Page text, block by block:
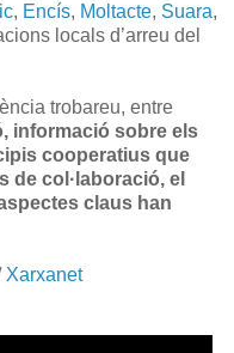
, Encís, Moltacte, Suara,
locals d’arreu del
trobareu, entre
informació sobre els
cooperatius que
de col·laboració, el
claus han
Xarxanet